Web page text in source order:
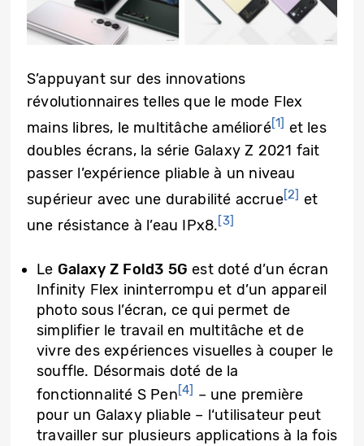
S’appuyant sur des innovations
révolutionnaires telles que le mode Flex
mains libres, le multitâche amélioré[1] et les
doubles écrans, la série Galaxy Z 2021 fait
passer l’expérience pliable à un niveau
supérieur avec une durabilité accrue[2] et
une résistance à l’eau IPx8.[3]
Le Galaxy Z Fold3 5G est doté d’un écran
Infinity Flex ininterrompu et d’un appareil
photo sous l’écran, ce qui permet de
simplifier le travail en multitâche et de
vivre des expériences visuelles à couper le
souffle. Désormais doté de la
fonctionnalité S Pen[4] – une première
pour un Galaxy pliable – l‘utilisateur peut
travailler sur plusieurs applications à la fois